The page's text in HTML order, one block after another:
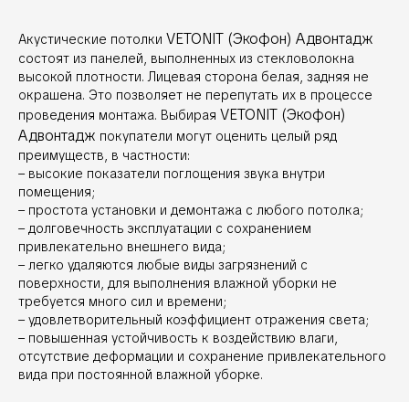
Акустические потолки VETONIT (Экофон) Адвонтадж
состоят из панелей, выполненных из стекловолокна
высокой плотности. Лицевая сторона белая, задняя не
окрашена. Это позволяет не перепутать их в процессе
проведения монтажа. Выбирая VETONIT (Экофон)
Адвонтадж покупатели могут оценить целый ряд
преимуществ, в частности:
– высокие показатели поглощения звука внутри
помещения;
– простота установки и демонтажа с любого потолка;
– долговечность эксплуатации с сохранением
привлекательно внешнего вида;
– легко удаляются любые виды загрязнений с
поверхности, для выполнения влажной уборки не
требуется много сил и времени;
– удовлетворительный коэффициент отражения света;
– повышенная устойчивость к воздействию влаги,
отсутствие деформации и сохранение привлекательного
вида при постоянной влажной уборке.